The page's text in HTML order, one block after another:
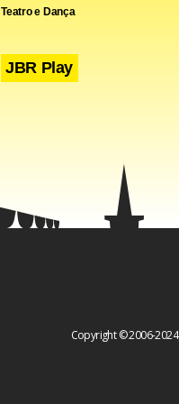
Teatro e Dança
JBR Play
Copyright © 2006-